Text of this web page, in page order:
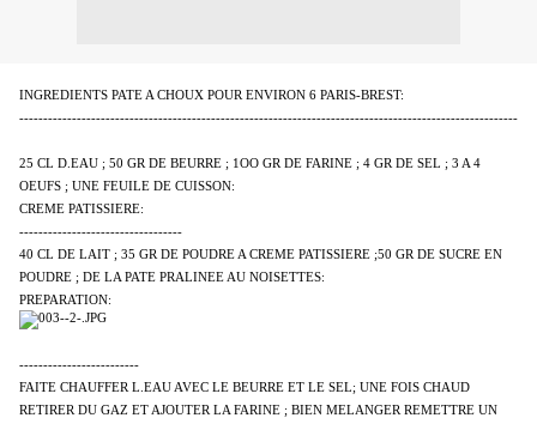
INGREDIENTS PATE A CHOUX POUR ENVIRON 6 PARIS-BREST:
--------------------------------------------------------------------------------------------------------
25 CL D.EAU ; 50 GR DE BEURRE ; 1OO GR DE FARINE ; 4 GR DE SEL ; 3 A 4
OEUFS ; UNE FEUILE DE CUISSON:
CREME PATISSIERE:
----------------------------------
40 CL DE LAIT ; 35 GR DE POUDRE A CREME PATISSIERE ;50 GR DE SUCRE EN
POUDRE ; DE LA PATE PRALINEE AU NOISETTES:
PREPARATION:
-------------------------
FAITE CHAUFFER L.EAU AVEC LE BEURRE ET LE SEL; UNE FOIS CHAUD
RETIRER DU GAZ ET AJOUTER LA FARINE ; BIEN MELANGER REMETTRE UN